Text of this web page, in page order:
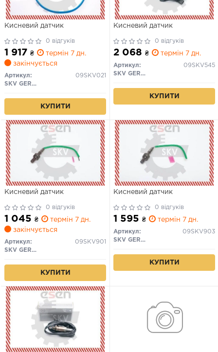
Кисневий датчик
0 відгуків
1 917 ₴
термін 7 дн.
закінчується
Артикул:
09SKV021
SKV GERMANY
КУПИТИ
Кисневий датчик
0 відгуків
2 068 ₴ термін 7 дн.
Артикул:
09SKV545
SKV GERMANY
КУПИТИ
Кисневий датчик
0 відгуків
1 045 ₴
термін 7 дн.
закінчується
Артикул:
09SKV901
SKV GERMANY
КУПИТИ
Кисневий датчик
0 відгуків
1 595 ₴ термін 7 дн.
Артикул:
09SKV903
SKV GERMANY
КУПИТИ